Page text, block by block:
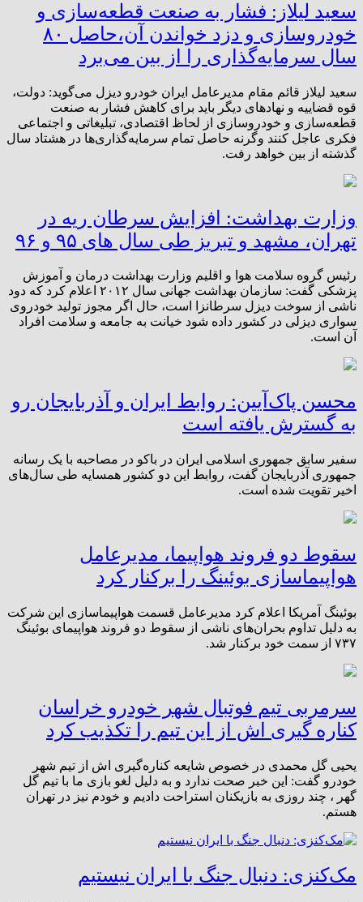
سعید لیلاز: فشار به صنعت قطعه‌سازی و
خودروسازی و دزد خواندن آن،حاصل ۸۰
سال سرمایه‌گذاری را از بین می‌برد
سعید لیلاز قائم مقام مدیرعامل ایران خودرو دیزل می‌گوید: دولت،
قوه قضاییه و نهادهای دیگر باید برای کاهش فشار به صنعت
قطعه‌سازی و خودروسازی از لحاظ اقتصادی، تبلیغاتی و اجتماعی
فکری عاجل کنند وگرنه حاصل تمام سرمایه‌گذاری‌ها در هشتاد سال
گذشته از بین خواهد رفت.
وزارت بهداشت: افزایش سرطان ریه در
تهران، مشهد و تبریز طی سال های ۹۵ و ۹۶
رئیس گروه سلامت هوا و اقلیم وزارت بهداشت درمان و آموزش
پزشکی گفت: سازمان بهداشت جهانی سال ۲۰۱۲ اعلام کرد که دود
ناشی از سوخت دیزل سرطانزا است، حال اگر مجوز تولید خودروی
سواری دیزلی در کشور داده شود خیانت به جامعه و سلامت افراد
آن است.
محسن پاک‌آیین: روابط ایران و آذربایجان رو
به گسترش یافته است
سفیر سابق جمهوری اسلامی ایران در باکو در مصاحبه با یک رسانه
جمهوری آذربایجان گفت، روابط این دو کشور همسایه طی سال‌های
اخیر تقویت شده است.
سقوط دو فروند هواپیما، مدیرعامل
هواپیماسازی بوئینگ را برکنار کرد
بوئینگ آمریکا اعلام کرد مدیرعامل قسمت هواپیماسازی این شرکت
به دلیل تداوم بحران‌های ناشی از سقوط دو فروند هواپیمای بوئینگ
۷۳۷ از سمت خود برکنار شد.
سرمربی تیم فوتبال شهر خودرو خراسان
کناره گیری اش از این تیم را تکذیب کرد
یحیی گل محمدی در خصوص شایعه کناره‌گیری اش از تیم شهر
خودرو گفت: این خبر صحت ندارد و به دلیل لغو بازی ما با تیم گل
گهر ، چند روزی به بازیکنان استراحت دادیم و خودم نیز در تهران
هستم.
مک‌کنزی: دنبال جنگ با ایران نیستیم